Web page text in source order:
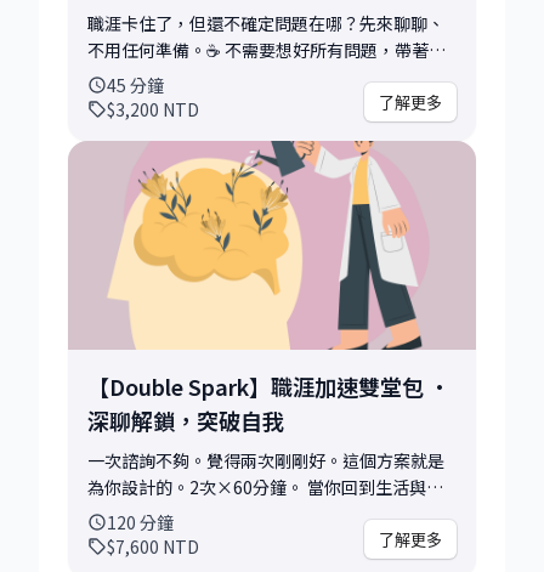
性背景的人 - 想知道科技業 hiring manager 實
際在看什麼的人 你能帶走： • 針對你履歷的逐項
根據你求職目標客製化的履歷重點 • 我自己用
過、推薦的工具與模板 履歷是你的第一印象，也
是唯一一次機會在見面前說服對方。讓我們把它
改得更精準、更有力、更像你。
職涯卡住了，但還不確定問題在哪？先來聊聊、
不用任何準備。☕ 不需要想好所有問題，帶著你
現在最卡的那件事來就夠了。適合你有一兩個模
糊問題想快速釐清，或是想感受看看我的風格再
想要有人幫你想清楚 2) 考慮轉職或跨領域，不確
定時機或方向 3) 有一段經歷不知道怎麼包裝成亮
點 4) 想了解 MarTech / Growth / AI 領域怎麼進
入 5) 想先感受看看 mentoring 適不適合自己 會
前我會做的準備： - 閱讀你提供的履歷或背景簡
述 - 針對你的問題預先整理 2–3 個切入角度 你能
帶走： • 一個明確可行的下一步 • 我的直接觀
察與客觀回饋 • 判斷是否需要進一步深度諮詢
45 分鐘
$3,200 NTD 了解更多
【Double Spark】職涯加速雙堂包 ·
深聊解鎖，突破自我
一次諮詢不夠。覺得兩次剛剛好。這個方案就是
為你設計的。2次×60分鐘。 當你回到生活與工
作現場，開始修改履歷、投遞職缺、準備面試，
或嘗試新的職涯方向時，新的問題與想法也會跟
120 分鐘
$7,600 NTD 了解更多